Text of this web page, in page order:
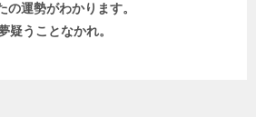
の運勢がわかります。
疑うことなかれ。